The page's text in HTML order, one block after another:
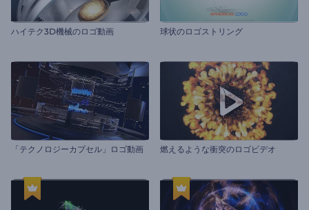
ハイテク3D機械のロゴ動画 球状のロゴストリング
「テクノロジーカプセル」ロゴ動画 燃えるような衝突のロゴビデオ